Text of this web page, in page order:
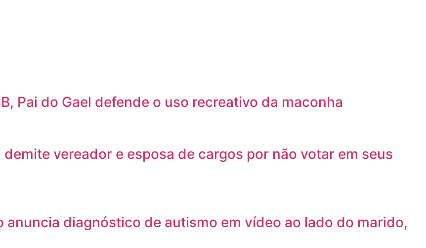
Pai do Gael defende o uso recreativo da maconha
vereador e esposa de cargos por não votar em seus
anuncia diagnóstico de autismo em vídeo ao lado do marido,